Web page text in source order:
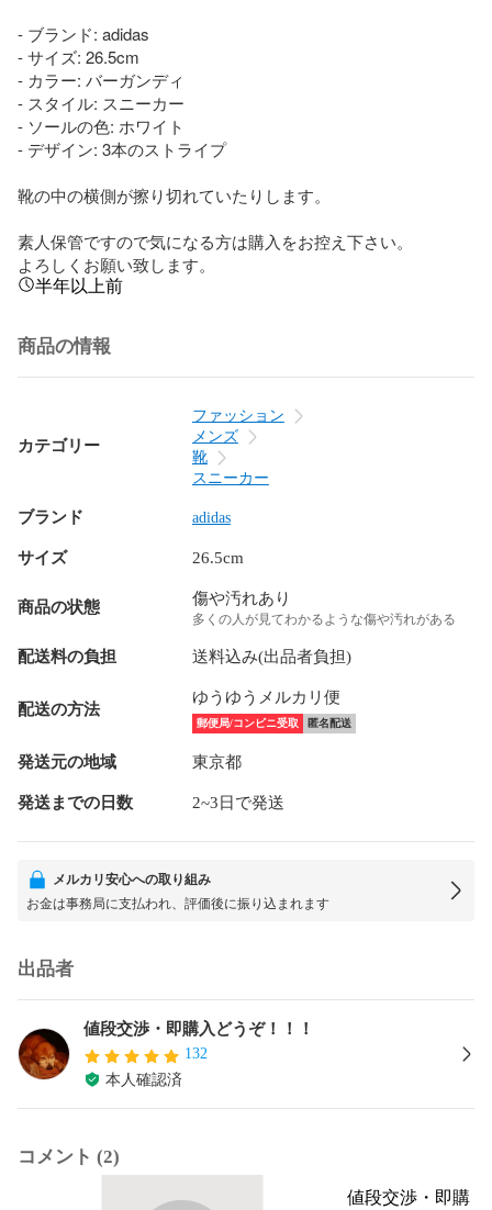
- ブランド: adidas
- サイズ: 26.5cm
- カラー: バーガンディ
- スタイル: スニーカー
- ソールの色: ホワイト
- デザイン: 3本のストライプ
靴の中の横側が擦り切れていたりします。
素人保管ですので気になる方は購入をお控え下さい。
よろしくお願い致します。
半年以上前
商品の情報
カテゴリー
ファッション
メンズ
靴
スニーカー
ブランド adidas
サイズ 26.5cm
商品の状態 傷や汚れあり
多くの人が見てわかるような傷や汚れがある
配送料の負担 送料込み(出品者負担)
配送の方法
ゆうゆうメルカリ便
郵便局/コンビニ受取 匿名配送
発送元の地域 東京都
発送までの日数 2~3日で発送
メルカリ安心への取り組み
お金は事務局に支払われ、評価後に振り込まれます
出品者
値段交渉・即購入どうぞ！！！
132
本人確認済
コメント (2)
値段交渉・即購